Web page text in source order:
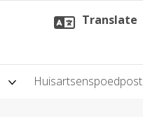
Translate
Huisartsenspoedpost